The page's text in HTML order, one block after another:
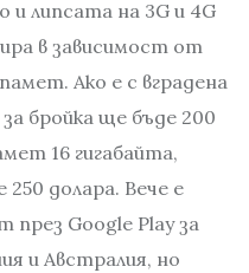
липсата на 3G и 4G
в зависимост от
Ако е с вградена
бройка ще бъде 200
16 гигабайта,
долара. Вече е
през Google Play за
и Австралия, но